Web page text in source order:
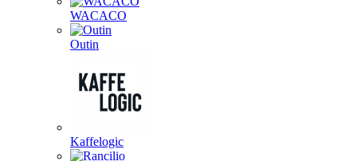
WACACO
Outin
Kaffelogic